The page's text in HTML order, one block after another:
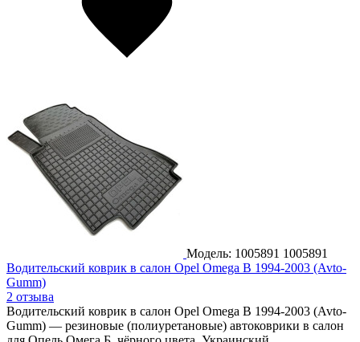
Модель: 1005891 1005891
Водительский коврик в салон Opel Omega B 1994-2003 (Avto-
Gumm)
2 отзыва
Водительский коврик в салон Opel Omega B 1994-2003 (Avto-
Gumm) — резиновые (полиуретановые) автоковрики в салон